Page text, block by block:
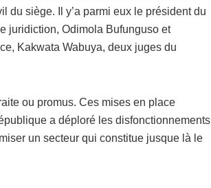
du siège. Il y’a parmi eux le président du
juridiction, Odimola Bufunguso et
Kakwata Wabuya, deux juges du
ou promus. Ces mises en place
a déploré les disfonctionnements
un secteur qui constitue jusque là le